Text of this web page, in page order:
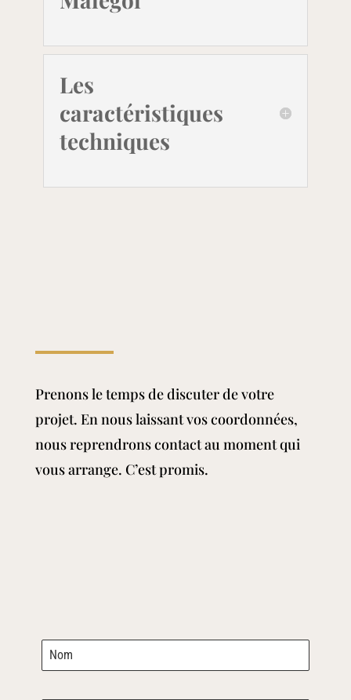
Les
caractéristiques
techniques
Prenons le temps de discuter de votre
projet. En nous laissant vos coordonnées,
nous reprendrons contact au moment qui
vous arrange. C’est promis.